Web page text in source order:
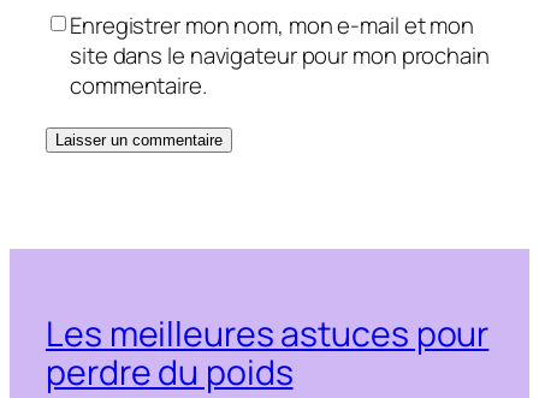
Enregistrer mon nom, mon e-mail et mon
site dans le navigateur pour mon prochain
commentaire.
Les meilleures astuces pour
perdre du poids